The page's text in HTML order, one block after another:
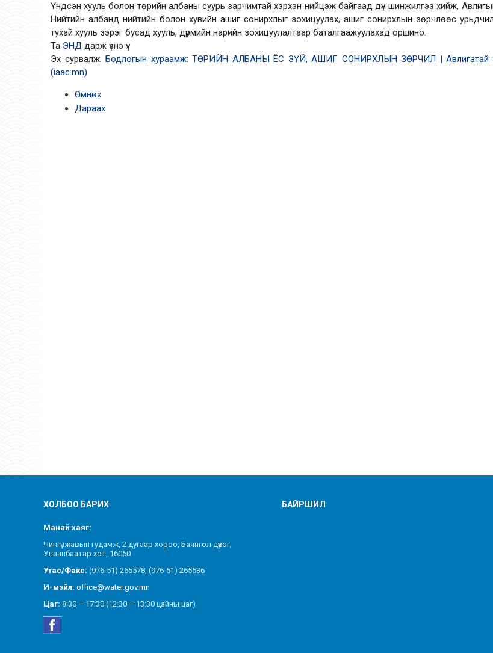
Үндсэн хууль болон төрийн албаны суурь зарчимтай хэрхэн нийцэж байгаад дүн шинжилгээ хийж,
Нийтийн албанд нийтийн болон хувийн ашиг сонирхлыг зохицуулах, ашиг сонирхлын зөрчлөөс
тухай хууль зэрэг бусад хууль, дүрмийн нарийн зохицуулалтаар баталгаажуулахад оршино.
Та ЭНД дарж үзнэ үү.
Эх сурвалж: Бодлогын хураамж: ТӨРИЙН АЛБАНЫ ЁС ЗҮЙ, АШИГ СОНИРХЛЫН ЗӨРЧИЛ | Авлигатай
(iaac.mn)
Өмнөх
Дараах
ХОЛБОО БАРИХ
Манай хаяг:
Чингүнжавын гудамж, 2 дугаар хороо, Баянгол дүүрэг,
Улаанбаатар хот, 16050
Утас/Факс: (976-51) 265578, (976-51) 265536
И-мэйл: office@water.gov.mn
Цаг: 8:30 – 17:30 (12:30 – 13:30 цайны цаг)
БАЙРШИЛ